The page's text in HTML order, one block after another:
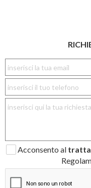
Acconsento al